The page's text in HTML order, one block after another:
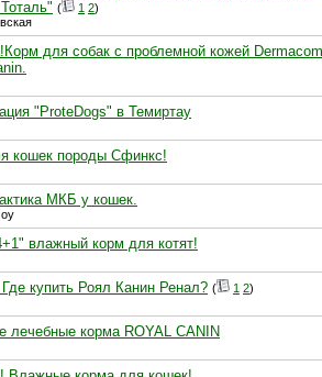
( 1 2)
для собак с проблемной кожей
"ProteDogs" в Темиртау
кошек породы Сфинкс!
МКБ у кошек.
влажный корм для котят!
купить Роял Канин Ренал? ( 1 2)
лечебные корма ROYAL CANIN